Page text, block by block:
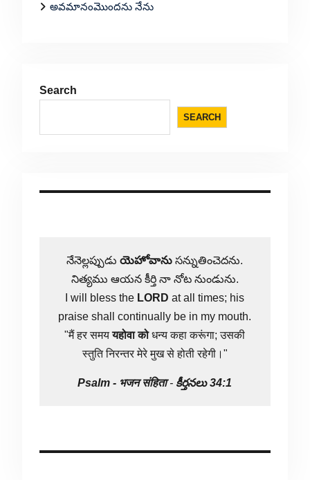
అవమానంమొందను నేను
Search
SEARCH
నేనెల్లప్పుడుయెహోవాను సన్నుతించెదను.
నిత్యము ఆయన కీర్తి నా నోట నుండును.
I will bless the LORD at all times; his
praise shall continually be in my mouth.
"मैं हर समययहोवा कोधन्य कहा करूंगा; उसकी
स्तुति निरन्तर मेरे मुख से होती रहेगी।"
Psalm - भजन संहिता- కీర్తనలు 34:1